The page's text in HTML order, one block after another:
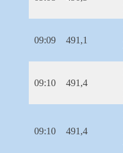
09:09 491,1
09:10 491,4
09:10 491,4